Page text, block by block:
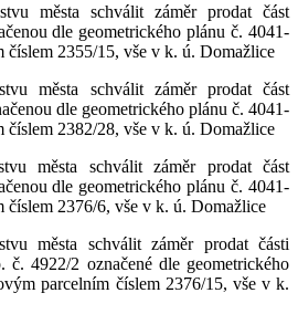
města schválit záměr prodat část
dle geometrického plánu č. 4041-
číslem 2355/15, vše v k. ú. Domažlice
města schválit záměr prodat část
dle geometrického plánu č. 4041-
číslem 2382/28, vše v k. ú. Domažlice
města schválit záměr prodat část
dle geometrického plánu č. 4041-
číslem 2376/6, vše v k. ú. Domažlice
města schválit záměr prodat části
4922/2 označené dle geometrického
parcelním číslem 2376/15, vše v k.